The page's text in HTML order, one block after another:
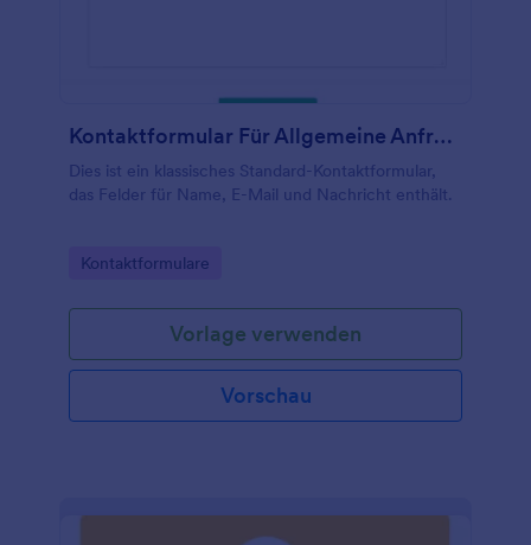
Kontaktformular Für Allgemeine Anfragen
Dies ist ein klassisches Standard-Kontaktformular,
das Felder für Name, E-Mail und Nachricht enthält.
Go to Category:
Kontaktformulare
Vorlage verwenden
Vorschau